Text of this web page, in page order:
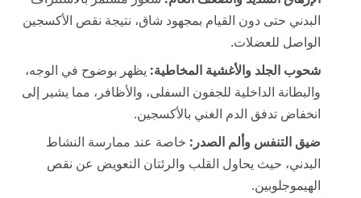
البدني حتى دون القيام بمجهود شاق، نتيجة نقص الأكسجين
الواصل للعضلات.
شحوب الجلد والأغشية المخاطية: يظهر بوضوح في الوجه،
والبطانة الداخلية للجفون السفلى، والأظافر، مما يشير إلى
انخفاض تدفق الدم الغني بالأكسجين.
ضيق التنفس وألم الصدر: خاصة عند ممارسة النشاط
البدني، حيث يحاول القلب والرئتان التعويض عن نقص
الهيموجلوبين.